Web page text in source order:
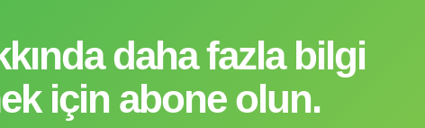
daha fazla bilgi
için abone olun.